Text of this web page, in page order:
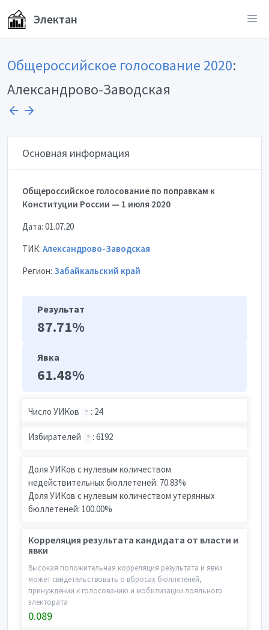
Электан
Общероссийское голосование 2020:
Александрово-Заводская
Основная информация
Общероссийское голосование по поправкам к
Конституции России — 1 июля 2020
Дата: 01.07.20
ТИК: Александрово-Заводская
Регион: Забайкальский край
Результат
87.71%
Явка
61.48%
Число УИКов ? : 24
Избирателей ? : 6192
Доля УИКов с нулевым количеством
недействительных бюллетеней: 70.83%
Доля УИКов с нулевым количеством утерянных
бюллетеней: 100.00%
Корреляция результата кандидата от власти и
явки
Высокая положительная корреляция результата и явки
может свидетельствовать о вбросах бюллетеней,
принуждении к голосованию и мобилизации лояльного
электората
0.089